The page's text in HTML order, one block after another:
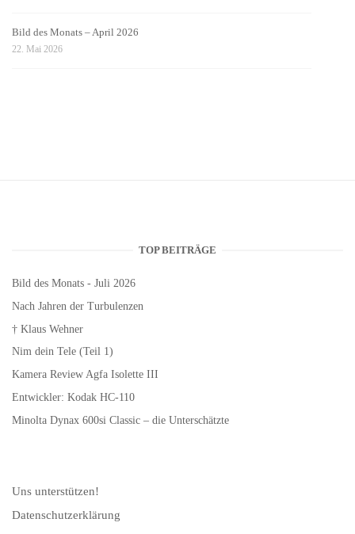
Bild des Monats – April 2026
22. Mai 2026
TOP BEITRÄGE
Bild des Monats - Juli 2026
Nach Jahren der Turbulenzen
† Klaus Wehner
Nim dein Tele (Teil 1)
Kamera Review Agfa Isolette III
Entwickler: Kodak HC-110
Minolta Dynax 600si Classic – die Unterschätzte
Uns unterstützen!
Datenschutzerklärung